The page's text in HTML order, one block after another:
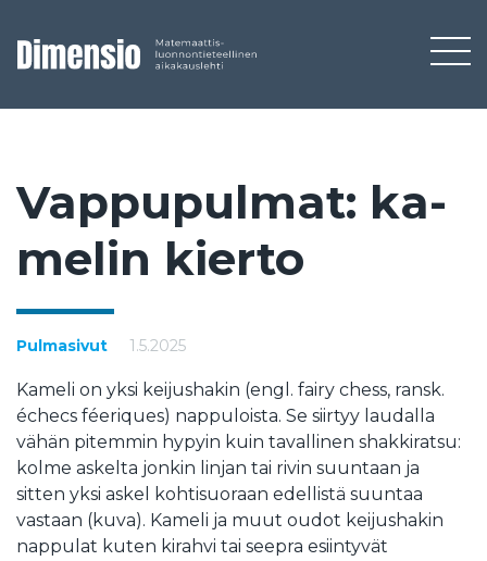
Vap­pu­pul­mat: ka­
me­lin kier­to
Pulmasivut 1.5.2025
Kameli on yksi keijushakin (engl. fairy chess, ransk.
échecs féeriques) nappuloista. Se siirtyy laudalla
vähän pitemmin hypyin kuin tavallinen shakkiratsu:
kolme askelta jonkin linjan tai rivin suuntaan ja
sitten yksi askel kohtisuoraan edellistä suuntaa
vastaan (kuva). Kameli ja muut oudot keijushakin
nappulat kuten kirahvi tai seepra esiintyvät